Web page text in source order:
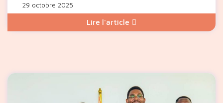
29 octobre 2025
Lire l'article